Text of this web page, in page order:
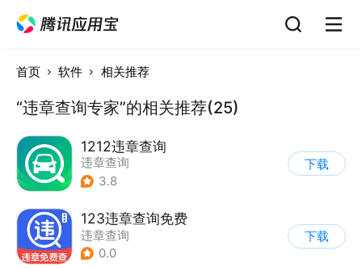
首页 软件 相关推荐
“违章查询专家”的相关推荐(25)
1212违章查询
违章查询
3.8
下载
123违章查询免费
违章查询
0.0
下载